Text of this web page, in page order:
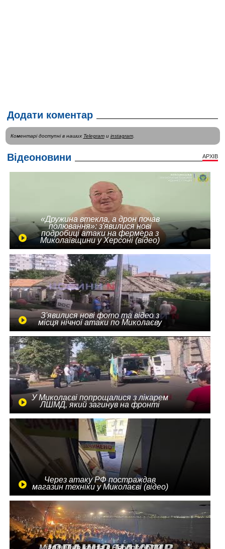
Додати коментар
Коментарі доступні в наших Telegramи instagram.
Відеоновини АРХІВ
«Дружина втекла, а дрон почав
полювання»: з'явилися нові
подробиці атаки на фермера з
Миколаївщини у Херсоні (відео)
З'явилися нові фото та відео з
місця нічної атаки по Миколаєву
У Миколаєві попрощалися з лікарем
ЛШМД, який загинув на фронті
Через атаку РФ постраждав
магазин техніки у Миколаєві (відео)